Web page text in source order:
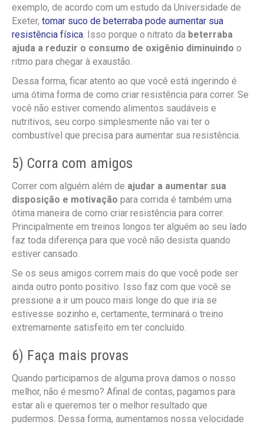
exemplo, de acordo com um estudo da Universidade de
Exeter, tomar suco de beterraba pode aumentar sua
resistência física . Isso porque o nitrato da beterraba
ajuda a reduzir o consumo de oxigênio diminuindo o
ritmo para chegar à exaustão.
Dessa forma, ficar atento ao que você está ingerindo é
uma ótima forma de como criar resistência para correr. Se
você não estiver comendo alimentos saudáveis ​​e
nutritivos, seu corpo simplesmente não vai ter o
combustível que precisa para aumentar sua resistência.
5) Corra com amigos
Correr com alguém além de ajudar a aumentar sua
disposição e motivação para corrida é também uma
ótima maneira de como criar resistência para correr.
Principalmente em treinos longos ter alguém ao seu lado
faz toda diferença para que você não desista quando
estiver cansado.
Se os seus amigos correm mais do que você pode ser
ainda outro ponto positivo. Isso faz com que você se
pressione a ir um pouco mais longe do que iria se
estivesse sozinho e, certamente, terminará o treino
extremamente satisfeito em ter concluído.
6) Faça mais provas
Quando participamos de alguma prova damos o nosso
melhor, não é mesmo? Afinal de contas, pagamos para
estar ali e queremos ter o melhor resultado que
pudermos. Dessa forma, aumentamos nossa velocidade